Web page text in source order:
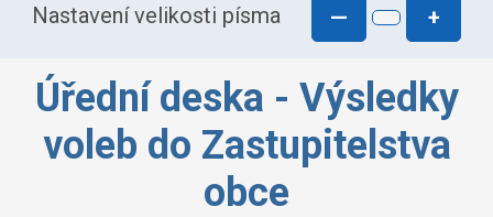
Nastavení velikosti písma — +
Úřední deska - Výsledky
voleb do Zastupitelstva
obce